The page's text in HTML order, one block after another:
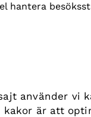
hantera
använder vi
kakor är att